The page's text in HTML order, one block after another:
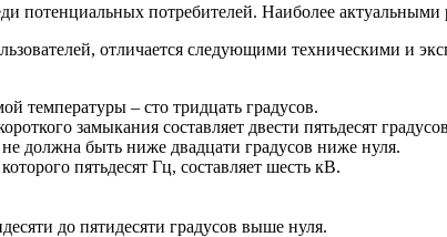
потенциальных потребителей. Наиболее
отличается следующими техническими и
температуры – сто тридцать градусов.
замыкания составляет двести пятьдесят
должна быть ниже двадцати градусов ниже нуля.
пятьдесят Гц, составляет шесть кВ.
до пятидесяти градусов выше нуля.